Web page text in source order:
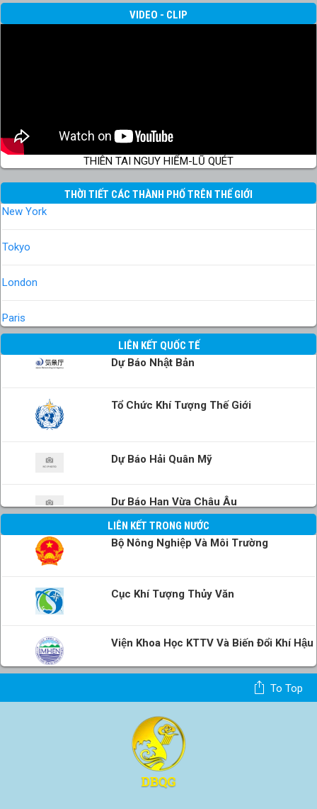
VIDEO - CLIP
THIÊN TAI NGUY HIỂM-LŨ QUÉT
THỜI TIẾT CÁC THÀNH PHỐ TRÊN THẾ GIỚI
New York
Tokyo
London
Paris
LIÊN KẾT QUỐC TẾ
Dự Báo Nhật Bản
Tổ Chức Khí Tượng Thế Giới
Dự Báo Hải Quân Mỹ
Dự Báo Hạn Vừa Châu Âu
LIÊN KẾT TRONG NƯỚC
Bộ Nông Nghiệp Và Môi Trường
Cục Khí Tượng Thủy Văn
Viện Khoa Học KTTV Và Biến Đổi Khí Hậu
To Top